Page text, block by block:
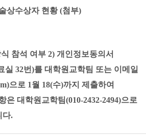
상수상자 현황 (첨부)
참석 여부 2) 개인정보동의서
32번)를 대학원교학팀 또는 이메일
으로 1월 18(수)까지 제출하여
은 대학원교학팀(010-2432-2494)으로
다.